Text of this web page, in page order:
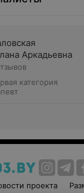
Аркадьевна
категория
проекта